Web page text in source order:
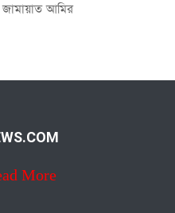
আমির
More